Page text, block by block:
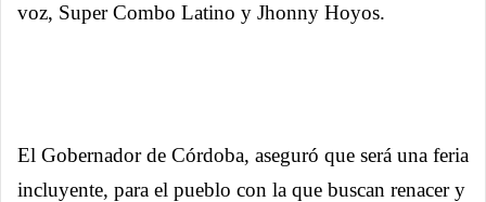
voz, Super Combo Latino y Jhonny Hoyos.
El Gobernador de Córdoba, aseguró que será una feria
incluyente, para el pueblo con la que buscan renacer y